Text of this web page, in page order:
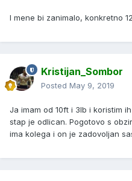
I mene bi zanimalo, konkretno
Kristijan_Sombor
Posted May 9, 2019
Ja imam od 10ft i 3lb i koristim
stap je odlican. Pogotovo s
ima kolega i on je zadovoljan